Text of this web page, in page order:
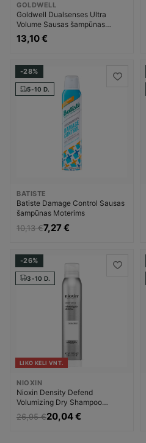
GOLDWELL
Goldwell Dualsenses Ultra
Volume Sausas šampūnas
Moterims
13,10 €
-28%
5-10 D.
BATISTE
Batiste Damage Control Sausas
šampūnas Moterims
10,13 €7,27 €
-26%
3-10 D.
LIKO KELI VNT.
NIOXIN
Nioxin Density Defend
Volumizing Dry Shampoo
Sausas šampūnas Unisex
26,95 €20,04 €